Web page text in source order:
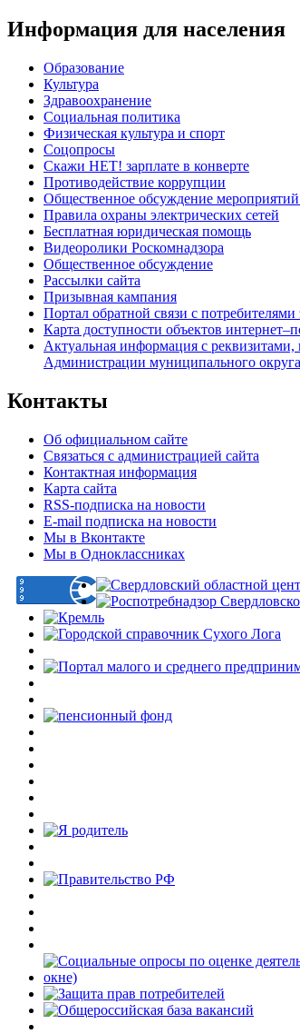
Информация для населения
Образование
Культура
Здравоохранение
Социальная политика
Физическая культура и спорт
Соцопросы
Скажи НЕТ! зарплате в конверте
Противодействие коррупции
Общественное обсуждение
Правила охраны электрических сетей
Бесплатная юридическая помощь
Видеоролики Роскомнадзора
Общественное обсуждение
Рассылки сайта
Призывная кампания
Портал обратной связи с потребителями
Карта доступности объектов
Актуальная информация с
Администрации муниципального
Контакты
Об официальном сайте
Связаться с администрацией сайта
Контактная информация
Карта сайта
RSS-подписка на новости
E-mail подписка на новости
Мы в Вконтакте
Мы в Одноклассниках